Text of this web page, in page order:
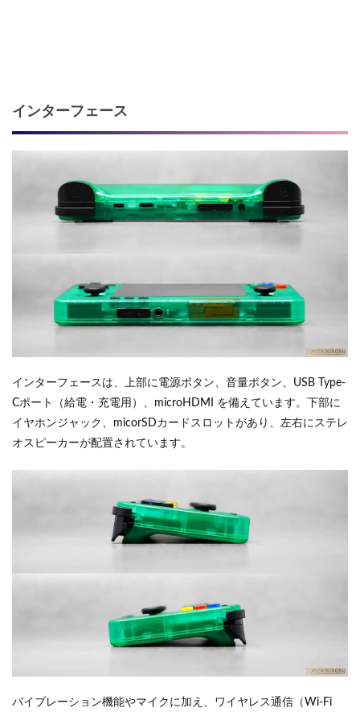
インターフェース
インターフェースは、上部に電源ボタン、音量ボタン、USB Type-
Cポート（給電・充電用）、microHDMI を備えています。下部に
イヤホンジャック、micorSDカードスロットがあり、左右にステレ
オスピーカーが配置されています。
バイブレーション機能やマイクに加え、ワイヤレス通信（Wi-Fi